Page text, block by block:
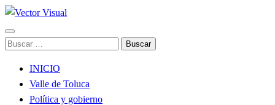
Vector Visual
Noticias y Producción Audiovisual
Buscar:
INICIO
Valle de Toluca
Política y gobierno